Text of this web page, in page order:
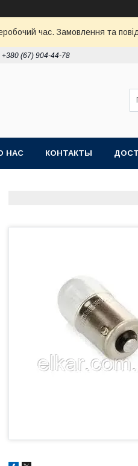
час. Замовлення та
+380 (67) 904-44-78
НАС КОНТАКТЫ